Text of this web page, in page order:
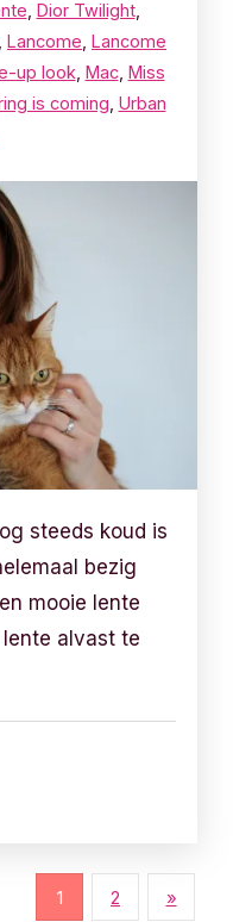
Dior Twilight,
Lancome Lancome
up look Mac, Miss
is coming Urban
steeds koud is
bezig
mooie lente
alvast te
1 2 »